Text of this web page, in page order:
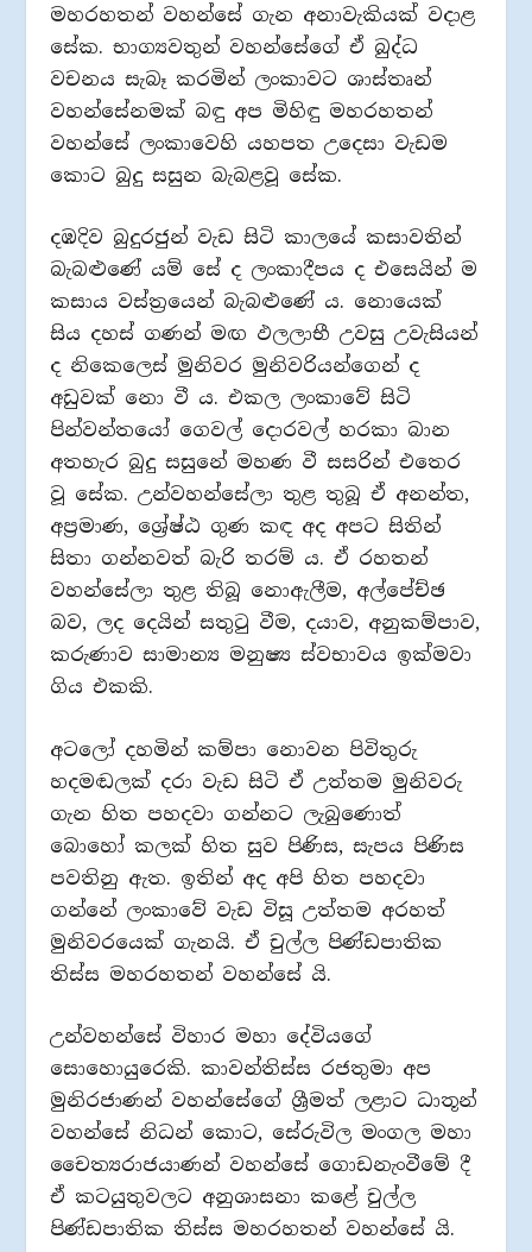
මහරහතන් වහන්සේ ගැන අනාවැකියක් වදාළ
සේක. භාග්‍යවතුන් වහන්සේගේ ඒ බුද්ධ
වචනය සැබෑ කරමින් ලංකාවට ශාස්තෘන්
වහන්සේනමක් බඳු අප මිහිඳු මහරහතන්
වහන්සේ ලංකාවෙහි යහපත උදෙසා වැඩම
කොට බුදු සසුන බැබළවූ සේක.
දඹදිව බුදුරජුන් වැඩ සිටි කාලයේ කසාවතින්
බැබළුණේ යම් සේ ද ලංකාදීපය ද එසෙයින් ම
කසාය වස්ත්‍රයෙන් බැබළුණේ ය. නොයෙක්
සිය දහස් ගණන් මඟ ඵලලාභී උවසු උවැසියන්
ද නිකෙලෙස් මුනිවර මුනිවරියන්ගෙන් ද
අඩුවක් නො වී ය. එකල ලංකාවේ සිටි
පින්වන්තයෝ ගෙවල් දොරවල් හරකා බාන
අතහැර බුදු සසුනේ මහණ වී සසරින් එතෙර
වූ සේක. උන්වහන්සේලා තුළ තුබූ ඒ අනන්ත,
අප්‍රමාණ, ශ්‍රේෂ්ඨ ගුණ කඳ අද අපට සිතින්
සිතා ගන්නවත් බැරි තරම් ය. ඒ රහතන්
වහන්සේලා තුළ තිබූ නොඇලීම, අල්පේච්ඡ
බව, ලද දෙයින් සතුටු වීම, දයාව, අනුකම්පාව,
කරුණාව සාමාන්‍ය මනුෂ්‍ය ස්වභාවය ඉක්මවා
ගිය එකකි.
අටලෝ දහමින් කම්පා නොවන පිවිතුරු
හදමඬලක් දරා වැඩ සිටි ඒ උත්තම මුනිවරු
ගැන හිත පහදවා ගන්නට ලැබුණොත්
බොහෝ කලක් හිත සුව පිණිස, සැපය පිණිස
පවතිනු ඇත. ඉතින් අද අපි හිත පහදවා
ගන්නේ ලංකාවේ වැඩ විසූ උත්තම අරහත්
මුනිවරයෙක් ගැනයි. ඒ චුල්ල පිණ්ඩපාතික
තිස්ස මහරහතන් වහන්සේ යි.
උන්වහන්සේ විහාර මහා දේවියගේ
සොහොයුරෙකි. කාවන්තිස්ස රජතුමා අප
මුනිරජාණන් වහන්සේගේ ශ්‍රීමත් ලළාට ධාතූන්
වහන්සේ නිධන් කොට, සේරුවිල මංගල මහා
චෛත්‍යරාජයාණන් වහන්සේ ගොඩනැංවීමේ දී
ඒ කටයුතුවලට අනුශාසනා කළේ චුල්ල
පිණ්ඩපාතික තිස්ස මහරහතන් වහන්සේ යි.